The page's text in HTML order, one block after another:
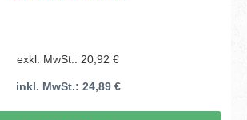
exkl. MwSt.: 20,92 €
inkl. MwSt.: 24,89 €